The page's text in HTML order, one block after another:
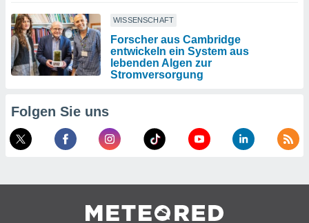
WISSENSCHAFT
Forscher aus Cambridge
entwickeln ein System aus
lebenden Algen zur
Stromversorgung
Folgen Sie uns